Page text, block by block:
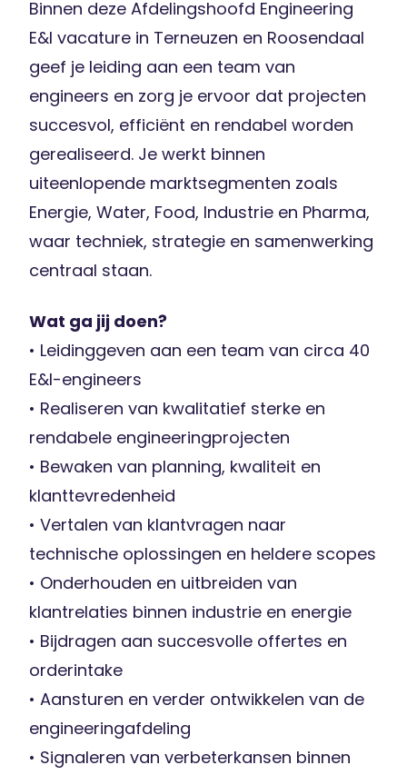
Binnen deze Afdelingshoofd Engineering
E&I vacature in Terneuzen en Roosendaal
geef je leiding aan een team van
engineers en zorg je ervoor dat projecten
succesvol, efficiënt en rendabel worden
gerealiseerd. Je werkt binnen
uiteenlopende marktsegmenten zoals
Energie, Water, Food, Industrie en Pharma,
waar techniek, strategie en samenwerking
centraal staan.
Wat ga jij doen?
• Leidinggeven aan een team van circa 40
E&I-engineers
• Realiseren van kwalitatief sterke en
rendabele engineeringprojecten
• Bewaken van planning, kwaliteit en
klanttevredenheid
• Vertalen van klantvragen naar
technische oplossingen en heldere scopes
• Onderhouden en uitbreiden van
klantrelaties binnen industrie en energie
• Bijdragen aan succesvolle offertes en
orderintake
• Aansturen en verder ontwikkelen van de
engineeringafdeling
• Signaleren van verbeterkansen binnen